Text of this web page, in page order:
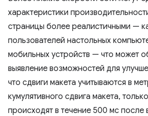
характеристики
страницы более реалистичными —
пользователей настольных
мобильных устройств — что может
выявление возможностей для
что сдвиги макета учитываются в
кумулятивного сдвига макета,
происходят в течение 500 мс после